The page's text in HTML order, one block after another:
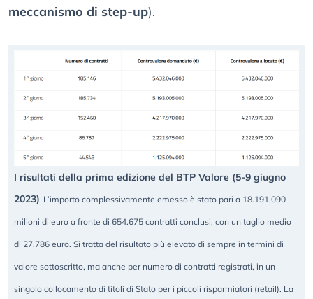
meccanismo di step-up).
I risultati della prima edizione del BTP Valore (5-9 giugno
2023) L’importo complessivamente emesso è stato pari a 18.191,090
milioni di euro a fronte di 654.675 contratti conclusi, con un taglio medio
di 27.786 euro. Si tratta del risultato più elevato di sempre in termini di
valore sottoscritto, ma anche per numero di contratti registrati, in un
singolo collocamento di titoli di Stato per i piccoli risparmiatori (retail). La